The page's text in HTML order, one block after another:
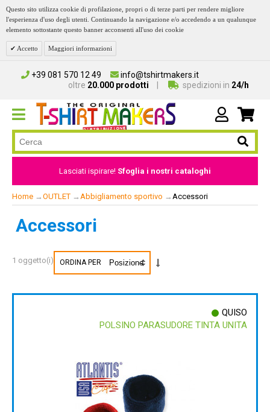
Questo sito utilizza cookie di profilazione, propri o di terze parti per rendere migliore
l'esperienza d'uso degli utenti. Continuando la navigazione e/o accedendo a un qualunque
elemento sottostante questo banner acconsenti all'uso dei cookie
Accetto Maggiori informazioni
+39 081 570 12 49
info@tshirtmakers.it
oltre 20.000 prodotti spedizioni in 24/h
Lasciati ispirare! Sfoglia i nostri cataloghi
Home → OUTLET → Abbigliamento sportivo → Accessori
Accessori
1 oggetto(i) ORDINA PER
QUISO
POLSINO PARASUDORE TINTA UNITA